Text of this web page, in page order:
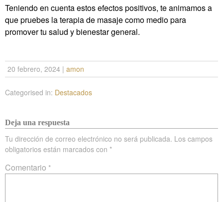
Teniendo en cuenta estos efectos positivos, te animamos a
que pruebes la terapia de masaje como medio para
promover tu salud y bienestar general.
20 febrero, 2024 | amon
Categorised in: Destacados
Deja una respuesta
Tu dirección de correo electrónico no será publicada. Los campos
obligatorios están marcados con *
Comentario *